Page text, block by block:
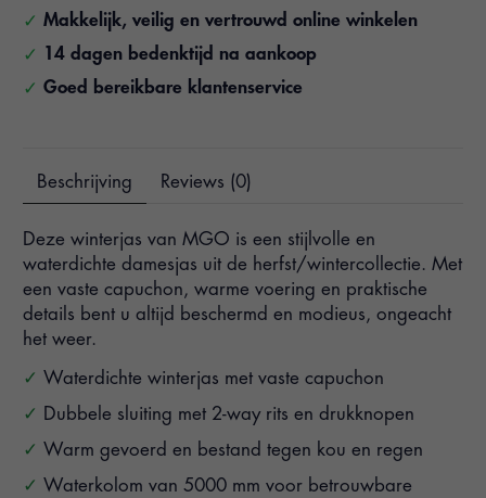
Makkelijk, veilig en vertrouwd online winkelen
14 dagen bedenktijd na aankoop
Goed bereikbare klantenservice
Beschrijving Reviews (0)
Deze winterjas van MGO is een stijlvolle en
waterdichte damesjas uit de herfst/wintercollectie. Met
een vaste capuchon, warme voering en praktische
details bent u altijd beschermd en modieus, ongeacht
het weer.
Waterdichte winterjas met vaste capuchon
Dubbele sluiting met 2-way rits en drukknopen
Warm gevoerd en bestand tegen kou en regen
Waterkolom van 5000 mm voor betrouwbare